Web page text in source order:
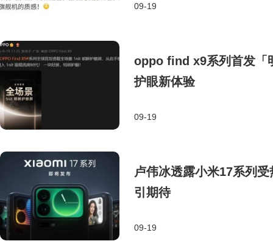
09-19
oppo find x9系列首发「
护眼新体验
09-19
卢伟冰透露小米17系列
引期待
09-19